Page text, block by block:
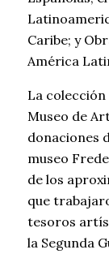
Caribe; y
América
La
Museo de
donaciones
museo
de los
que
tesoros
la Segunda